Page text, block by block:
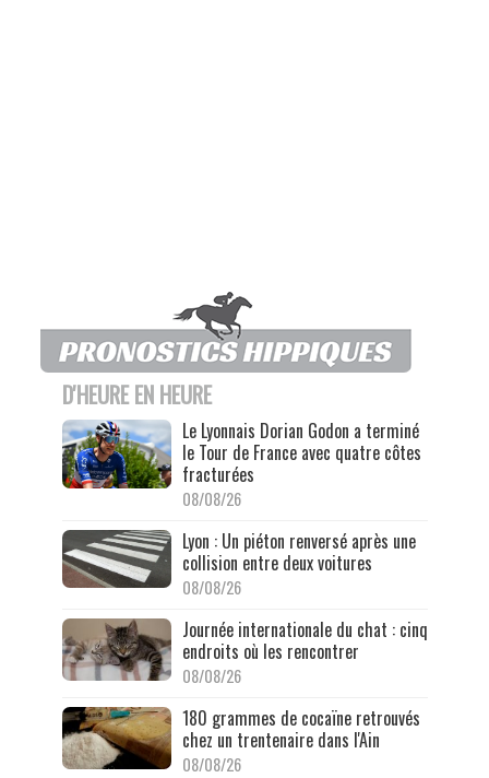
D'HEURE EN HEURE
Le Lyonnais Dorian Godon a terminé
le Tour de France avec quatre côtes
fracturées
08/08/26
Lyon : Un piéton renversé après une
collision entre deux voitures
08/08/26
Journée internationale du chat : cinq
endroits où les rencontrer
08/08/26
180 grammes de cocaïne retrouvés
chez un trentenaire dans l'Ain
08/08/26